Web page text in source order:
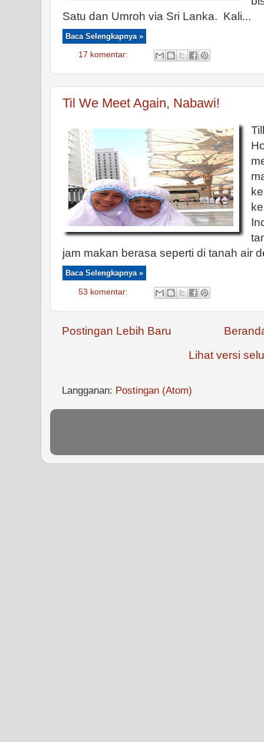
Satu dan Umroh via Sri Lanka. Kali...
Baca Selengkapnya »
17 komentar:
Til We Meet Again, Nabawi!
jam makan berasa seperti di tanah air
Baca Selengkapnya »
53 komentar:
Postingan Lebih Baru
Lihat versi
Langganan: Postingan (Atom)